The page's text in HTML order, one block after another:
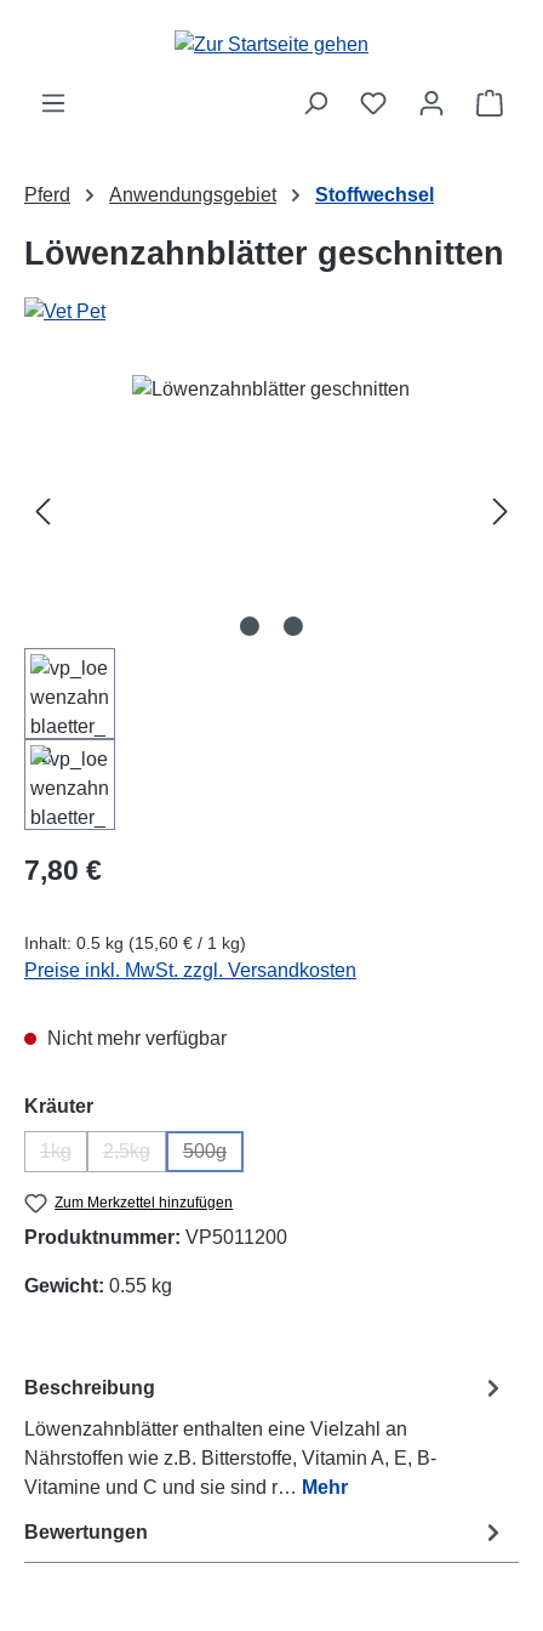
Zum Hauptinhalt springen
Pferd Anwendungsgebiet Stoffwechsel
Löwenzahnblätter geschnitten
Bildergalerie überspringen
Regulärer Preis:
7,80 €
Inhalt: 0.5 kg (15,60 € / 1 kg)
Preise inkl. MwSt. zzgl. Versandkosten
Nicht mehr verfügbar
Kräuterauswählen
1kg
(Diese Option ist zurzeit nicht verfügbar.)
2,5kg
(Diese Option ist zurzeit nicht verfügbar.)
500g
(Diese Option ist zurzeit nicht verfügbar.)
Zum Merkzettel hinzufügen
Produktnummer: VP5011200
Gewicht: 0.55 kg
Beschreibung
Löwenzahnblätter enthalten eine Vielzahl an
Nährstoffen wie z.B. Bitterstoffe, Vitamin A, E, B-
Vitamine und C und sie sind r… Mehr
Bewertungen